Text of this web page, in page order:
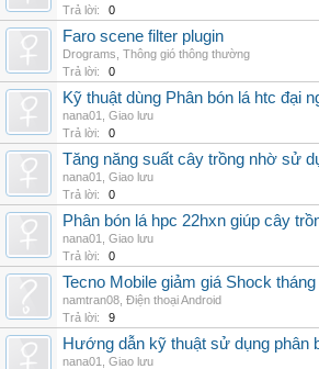
Trả lời:
0
Faro scene filter plugin
Drograms Thông gió thông thường
Trả lời:
0
Kỹ thuật dùng Phân bón lá htc đại
nana01
Giao lưu
Trả lời:
0
Tăng năng suất cây trồng nhờ sử
nana01
Giao lưu
Trả lời:
0
Phân bón lá hpc 22hxn giúp cây
nana01
Giao lưu
Trả lời:
0
Tecno Mobile giảm giá Shock tháng
namtran08 Điện thoại Android
Trả lời:
9
Hướng dẫn kỹ thuật sử dụng phân
nana01
Giao lưu